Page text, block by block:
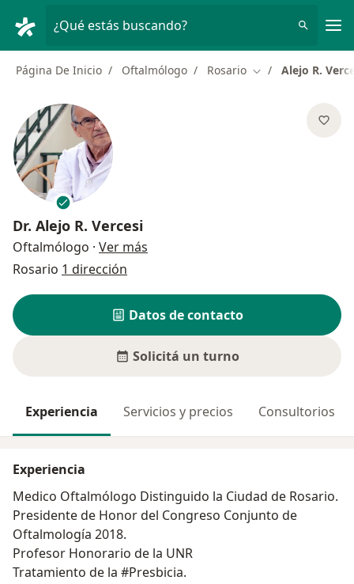
¿Qué estás buscando?
Página De Inicio Oftalmólogo Rosario Cambiar de ciudad
Alejo R.
Dr. Alejo R. Vercesi
Oftalmólogo · Ver más
Rosario 1 dirección
Datos de contacto
Solicitá un turno
Experiencia Servicios y precios Consultorios
Experiencia
Medico Oftalmólogo Distinguido la Ciudad de Rosario.
Presidente de Honor del Congreso Conjunto de
Oftalmología 2018.
Profesor Honorario de la UNR
Tratamiento de la #Presbicia.